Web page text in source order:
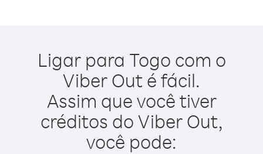
Ligar para Togo com o
Viber Out é fácil.
Assim que você tiver
créditos do Viber Out,
você pode: